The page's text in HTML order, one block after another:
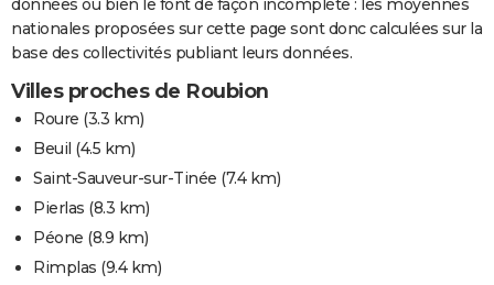
données ou bien le font de façon incomplète : les moyennes
nationales proposées sur cette page sont donc calculées sur la
base des collectivités publiant leurs données.
Villes proches de Roubion
Roure (3.3 km)
Beuil (4.5 km)
Saint-Sauveur-sur-Tinée (7.4 km)
Pierlas (8.3 km)
Péone (8.9 km)
Rimplas (9.4 km)